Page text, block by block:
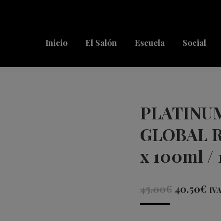
Inicio El Salón Escuela Social
GLOBAL
x 100ml /
45.00€ El
40.50€ El